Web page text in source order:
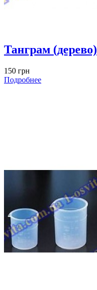
Танграм (дерево)
150 грн
Подробнее